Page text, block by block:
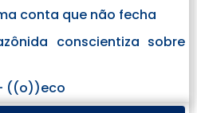
conta que não fecha
conscientiza sobre
((o))eco